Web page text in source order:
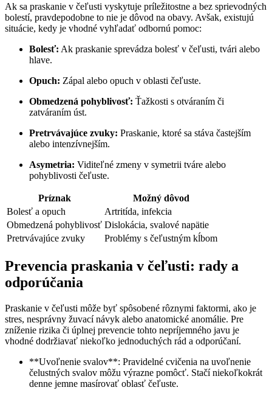
Ak sa praskanie v čeľusti vyskytuje príležitostne a bez sprievodných
bolestí, pravdepodobne to nie je dôvod na obavy. Avšak, existujú
situácie, kedy je vhodné vyhľadať odbornú pomoc:
Bolesť: Ak praskanie sprevádza bolesť v čeľusti, tvári alebo
hlave.
Opuch: Zápal alebo opuch v oblasti čeľuste.
Obmedzená pohyblivosť: Ťažkosti s otváraním či
zatváraním úst.
Pretrvávajúce zvuky: Praskanie, ktoré sa stáva častejším
alebo intenzívnejším.
Asymetria: Viditeľné zmeny v symetrii tváre alebo
pohyblivosti čeľuste.
Príznak
Možný dôvod
Bolesť a opuch
Artritída, infekcia
Obmedzená pohyblivosť Dislokácia, svalové napätie
Pretrvávajúce zvuky
Problémy s čeľustným kĺbom
Prevencia praskania v čeľusti: rady a
odporúčania
Praskanie v čeľusti môže byť spôsobené rôznymi faktormi, ako je
stres, nesprávny žuvací návyk alebo anatomické anomálie. Pre
zníženie rizika či úplnej prevencie tohto nepríjemného javu je
vhodné dodržiavať niekoľko jednoduchých rád a odporúčaní.
**Uvoľnenie svalov**: Pravidelné cvičenia na uvoľnenie
čelustných svalov môžu výrazne pomôcť. Stačí niekoľkokrát
denne jemne masírovať oblasť čeľuste.